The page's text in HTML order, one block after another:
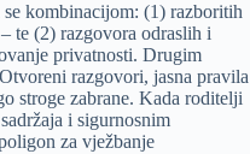
kombinacijom: (1) razboritih
te (2) razgovora odraslih i
privatnosti. Drugim
razgovori, jasna pravila
stroge zabrane. Kada roditelji
i sigurnosnim
za vježbanje